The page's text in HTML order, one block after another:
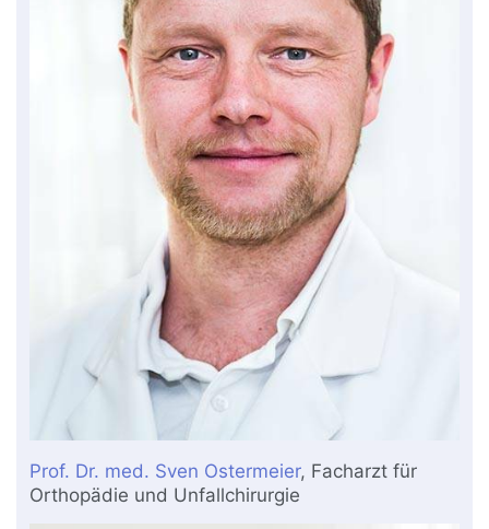
Prof. Dr. med. Sven Ostermeier, Facharzt für
Orthopädie und Unfallchirurgie